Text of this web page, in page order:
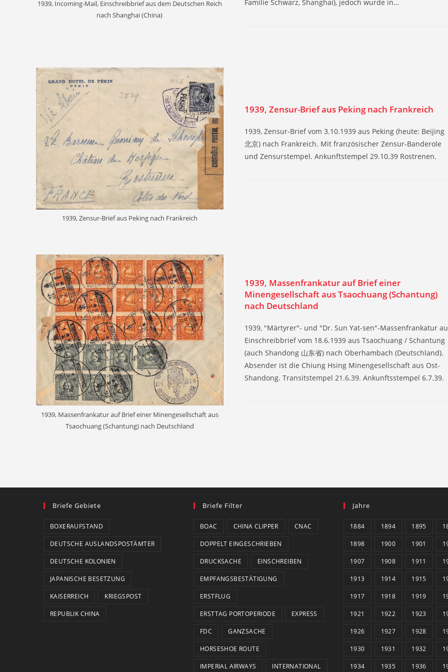
1939, Incoming-Mail, Einschreibbrief aus dem Deutschen Reich
nach Shanghai (China)
Familie Schwarz, Shanghai), jedoch wurde in…
1939, Zensur-Brief aus Peking nach Frankreich
1939, Zensur-Brief aus Peking nach Frankreich
1939, Zensur-Brief vom 3.10.1939 aus Peking (heute: Beijing
北京) nach Frankreich. Mit französischer Zensur-Banderole
und Zensurstempel. Ankunftstempel 29.10.39 Rostrenen.
1939, Massenfrankatur auf Brief einer Minengesellschaft aus
Tsaochuang (Schantung) nach Deutschland
1939, Massenfrankatur auf Brief einer
Minengesellschaft aus Tsaochuang (Schantung)
nach Deutschland
1939, "Märtyrer"- und "Dr. Sun Yat-sen"-Massenfrankatur
Einschreibbrief vom 18.6.1939 aus Tsaochuang / Schantung
(auch Shandong 山东省) nach Oberhambach (Deutschland).
Absender ist die Chiung Hsing Minengesellschaft aus Ost-
Shandong. Transitstempel 21.6.39. Ankunftsstempel 6.7.39.
Briefe Gebiete
BOXERAUFSTAND
DEUTSCHE AUSLANDSPOSTÄMTER
DEUTSCHE KOLONIEN
JAPANISCHE BESETZUNG
KAISERREICH KRIEGSPOST
REPUBLIK CHINA
Briefe Filter
BOAC CHINA CLIPPER CNAC
DOPPELT EINGESCHRIEBEN
DRUCKSACHE EINSCHREIBEN
EMPFANGSBESTÄTIGUNG
ERSTFLUG
ERSTTAG PORTOPERIODE EXPRESS
FDC GANZSACHE
HORSESHOE ROUTE
IMPERIAL AIRWAYS INTERNATIONAL
Jahre
1884 1894 1895
1898 1900 1901
1907 1908 1911
1913 1914 1915
1917 1918 1919
1921 1922 1923
1926 1927 1928
1930 1931 1932
1934 1935 1936